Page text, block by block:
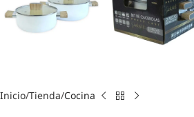
Inicio Tienda Cocina